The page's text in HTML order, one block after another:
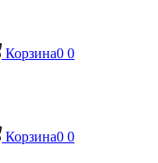
Корзина0 0
Корзина0 0